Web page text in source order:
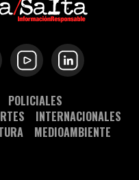
POLICIALES
INTERNACIONALES
MEDIOAMBIENTE